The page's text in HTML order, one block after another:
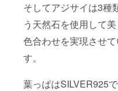
そしてアジサイは3種
う天然石を使用して
色合わせを実現させて
す。
葉っぱはSILVER925